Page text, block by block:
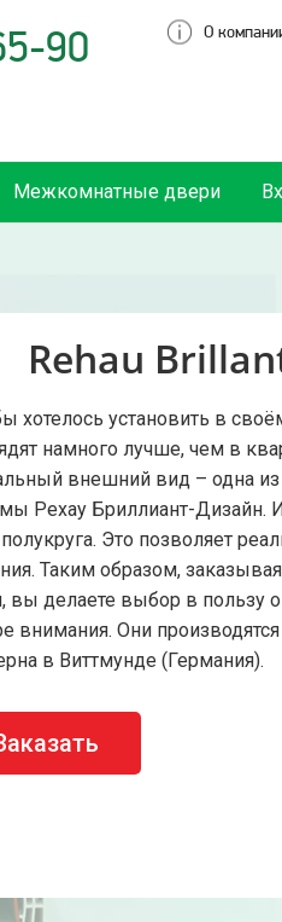
90 О
Межкомнатные двери
Rehau
хотелось установить в
намного лучше, чем в
внешний вид – одна
Рехау Бриллиант-Дизайн.
Это позволяет
Таким образом,
вы делаете выбор в пользу
внимания. Они
в Виттмунде (Германия).